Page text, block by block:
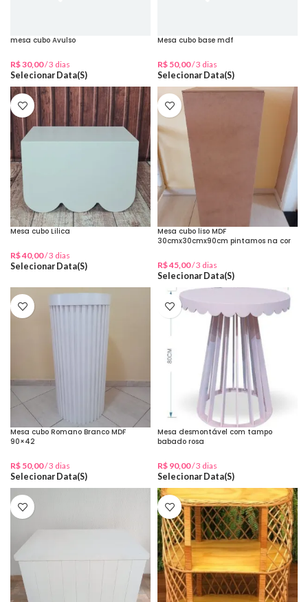
mesa cubo Avulso
R$30,00/ 3 dias
Selecionar Data(s)
Mesa cubo base mdf
R$ 50,00/ 3 dias
Selecionar Data(s)
Mesa cubo Lilica
R$40,00/ 3 dias
Selecionar Data(s)
Mesa cubo liso MDF
30cmx30cmx90cm pintamos na cor
R$45,00/ 3 dias
Selecionar Data(s)
Mesa cubo Romano Branco MDF
90×42
R$ 50,00/ 3 dias
Selecionar Data(s)
Mesa desmontável com tampo
babado rosa
R$ 90,00/ 3 dias
Selecionar Data(s)